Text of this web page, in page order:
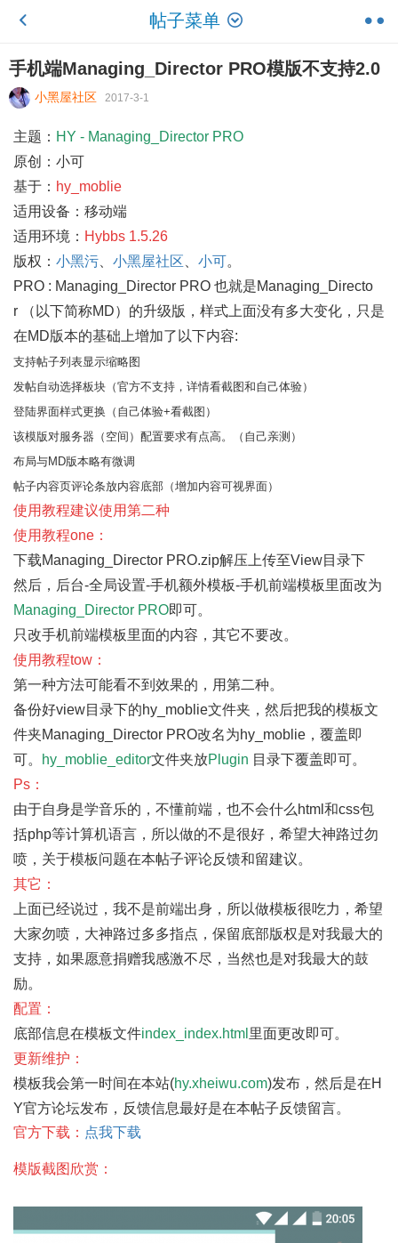
帖子菜单
手机端Managing_Director PRO模版不支持2.0
小黑屋社区 2017-3-1
主题： HY - Managing_Director PRO
原创：小可
基于： hy_moblie
适用设备：移动端
适用环境： Hybbs 1.5.26
版权： 小黑污 小黑屋社区 小可。
PRO : Managing_Director PRO 也就是Managing_Directo
r （以下简称MD）的升级版，样式上面没有多大变化，只是
在MD版本的基础上增加了以下内容:
支持帖子列表显示缩略图
发帖自动选择板块（官方不支持，详情看截图和自己体验）
登陆界面样式更换（自己体验+看截图）
该模版对服务器（空间）配置要求有点高。（自己亲测）
布局与MD版本略有微调
帖子内容页评论条放内容底部（增加内容可视界面）
使用教程建议使用第二种
使用教程one：
下载Managing_Director PRO.zip解压上传至View目录下
然后，后台-全局设置-手机额外模板-手机前端模板里面改为
Managing_Director PRO即可。
只改手机前端模板里面的内容，其它不要改。
使用教程tow：
第一种方法可能看不到效果的，用第二种。
备份好view目录下的hy_moblie文件夹，然后把我的模板文
件夹Managing_Director PRO改名为hy_moblie，覆盖即
可。
hy_moblie_editor文件夹放Plugin 目录下覆盖即可。
Ps：
由于自身是学音乐的，不懂前端，也不会什么html和css包
括php等计算机语言，所以做的不是很好，希望大神路过勿
喷，关于模板问题在本帖子评论反馈和留建议。
其它：
上面已经说过，我不是前端出身，所以做模板很吃力，希望
大家勿喷，大神路过多多指点，保留底部版权是对我最大的
支持，如果愿意捐赠我感激不尽，当然也是对我最大的鼓
励。
配置：
底部信息在模板文件index_index.html 里面更改即可。
更新维护：
模板我会第一时间在本站(hy.xheiwu.com)发布，然后是在H
Y官方论坛发布，反馈信息最好是在本帖子反馈留言。
官方下载： 点我下载
模版截图欣赏：